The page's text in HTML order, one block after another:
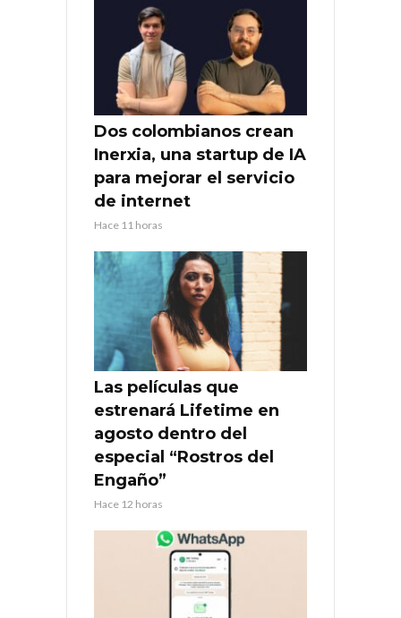
Dos colombianos crean
Inerxia, una startup de IA
para mejorar el servicio
de internet
Hace 11 horas
Las películas que
estrenará Lifetime en
agosto dentro del
especial “Rostros del
Engaño”
Hace 12 horas